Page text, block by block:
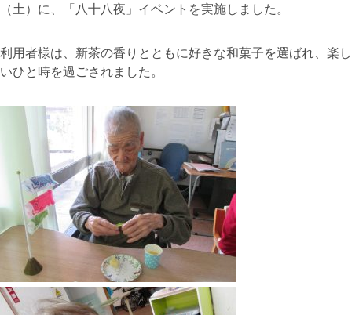
（土）に、「八十八夜」イベントを実施しました。
利用者様は、新茶の香りとともに好きな和菓子を選ばれ、楽し
いひと時を過ごされました。